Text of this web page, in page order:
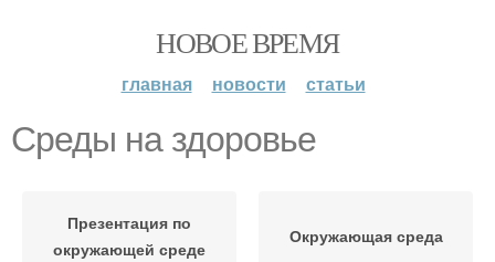
НОВОЕ ВРЕМЯ
главная новости статьи
Среды на здоровье
Презентация по
окружающей среде
Окружающая среда